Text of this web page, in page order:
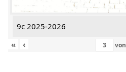
9c 2025-2026
«
‹ von